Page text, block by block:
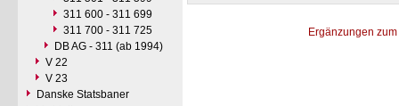
311 600 - 311 699
311 700 - 311 725
DB AG - 311 (ab 1994)
V 22
V 23
Danske Statsbaner
Ergänzungen